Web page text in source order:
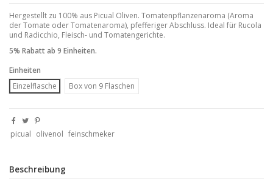
Hergestellt zu 100% aus Picual Oliven. Tomatenpflanzenaroma (Aroma
der Tomate oder Tomatenaroma), pfefferiger Abschluss. Ideal für Rucola
und Radicchio, Fleisch- und Tomatengerichte.
5% Rabatt ab 9 Einheiten.
Einheiten
Einzelflasche
Box von 9 Flaschen
picual olivenol feinschmeker
Beschreibung